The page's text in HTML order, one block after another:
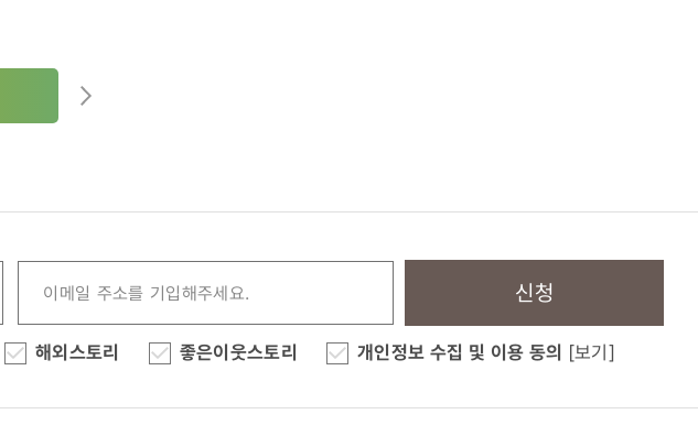
신청
해외스토리 좋은이웃스토리 개인정보 수집 및 이용 동의 [보기]